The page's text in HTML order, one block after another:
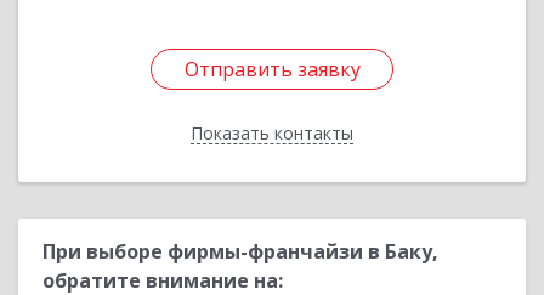
Отправить заявку
Показать контакты
Отправить заявку
Назад
При выборе фирмы-франчайзи в Баку,
обратите внимание на: